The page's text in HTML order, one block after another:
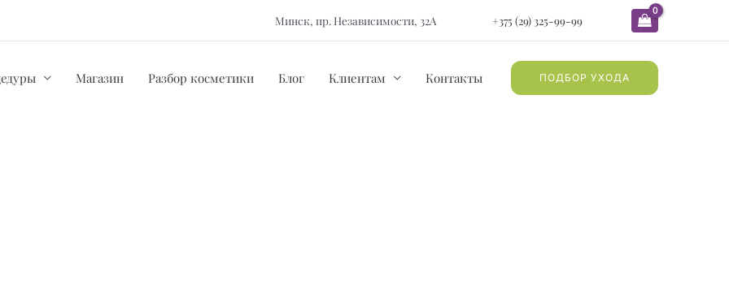
Минск, пр. Независимости, 32А +375 (29) 325-99-99
Магазин Разбор косметики Блог Клиентам Контакты ПОДБОР УХОДА